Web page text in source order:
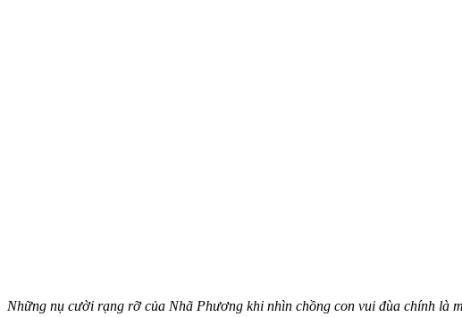
Những nụ cười rạng rỡ của Nhã Phương khi nhìn chồng con vui đùa chính là